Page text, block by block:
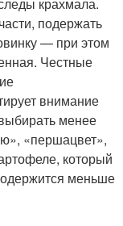
подержать
— при этом
Честные
внимание
менее
«першацвет»,
который
меньше